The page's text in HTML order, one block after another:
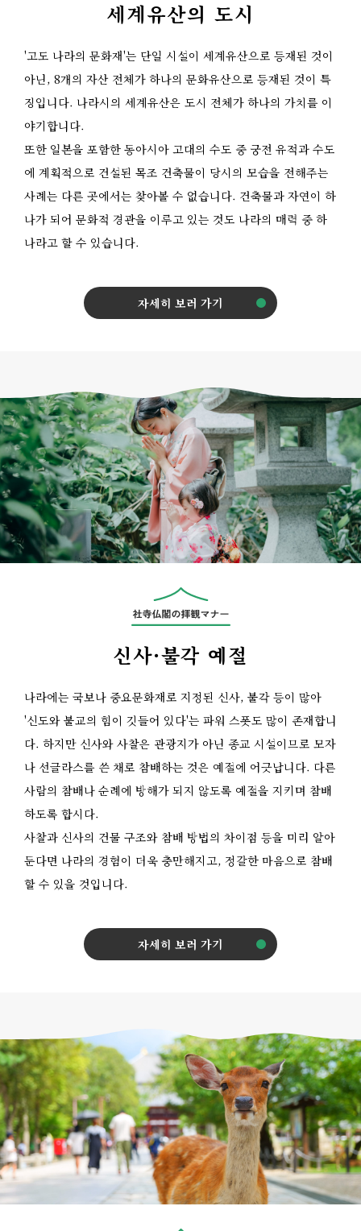
세계유산의 도시
'고도 나라의 문화재'는 단일 시설이 세계유산으로 등재된 것이
아닌, 8개의 자산 전체가 하나의 문화유산으로 등재된 것이 특
징입니다. 나라시의 세계유산은 도시 전체가 하나의 가치를 이
야기합니다.
또한 일본을 포함한 동아시아 고대의 수도 중 궁전 유적과 수도
에 계획적으로 건설된 목조 건축물이 당시의 모습을 전해주는
사례는 다른 곳에서는 찾아볼 수 없습니다. 건축물과 자연이 하
나가 되어 문화적 경관을 이루고 있는 것도 나라의 매력 중 하
나라고 할 수 있습니다.
자세히 보러 가기
신사·불각 예절
나라에는 국보나 중요문화재로 지정된 신사, 불각 등이 많아
'신도와 불교의 힘이 깃들어 있다'는 파워 스폿도 많이 존재합니
다. 하지만 신사와 사찰은 관광지가 아닌 종교 시설이므로 모자
나 선글라스를 쓴 채로 참배하는 것은 예절에 어긋납니다. 다른
사람의 참배나 순례에 방해가 되지 않도록 예절을 지키며 참배
하도록 합시다.
사찰과 신사의 건물 구조와 참배 방법의 차이점 등을 미리 알아
둔다면 나라의 경험이 더욱 충만해지고, 정갈한 마음으로 참배
할 수 있을 것입니다.
자세히 보러 가기